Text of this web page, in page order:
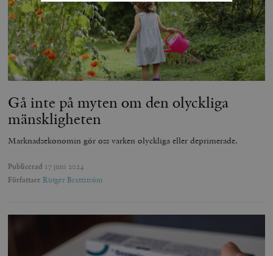
Gå inte på myten om den olyckliga
mänskligheten
Marknadsekonomin gör oss varken olyckliga eller deprimerade.
Publicerad 17 juni 2024
Författare Rutger Brattström
Strikt nödvändigt Analys
Marknadsföring Funktioner
Strikt nödvändiga kakor tillåter
kärnwebbplatsfunktioner som användarinloggning
ordentligt utan strikt nödvändiga cookies.
Namn
woocommerce_cart_hash
Automattic